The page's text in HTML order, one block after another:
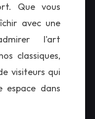
Que vous
avec une
l'art
classiques,
visiteurs qui
dans